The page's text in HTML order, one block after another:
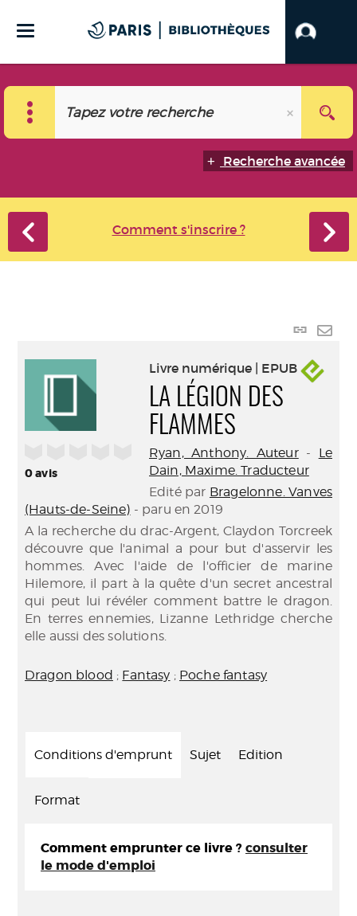
Recherche avancée
Comment s'inscrire ?
Lien
0avis
Livre numérique | EPUB
LA LÉGION DES
FLAMMES
Ryan, Anthony. Auteur- Le
Dain, Maxime. Traducteur
Edité par Bragelonne. Vanves
(Hauts-de-Seine) - paru en 2019
A la recherche du drac-Argent, Claydon Torcreek
découvre que l'animal a pour but d'asservir les
hommes. Avec l'aide de l'officier de marine
Hilemore, il part à la quête d'un secret ancestral
qui peut lui révéler comment battre le dragon.
En terres ennemies, Lizanne Lethridge cherche
elle aussi des solutions.
Dragon blood ; Fantasy ; Poche fantasy
Conditions d'emprunt Sujet Edition
Format
Comment emprunter ce livre ? consulter
le mode d'emploi